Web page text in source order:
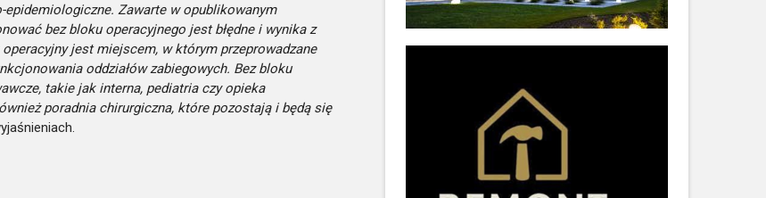
epidemiologiczne. Zawarte w opublikowanym
bez bloku operacyjnego jest błędne i wynika z
jest miejscem, w którym przeprowadzane
oddziałów zabiegowych. Bez bloku
takie jak interna, pediatria czy opieka
poradnia chirurgiczna, które pozostają i będą się